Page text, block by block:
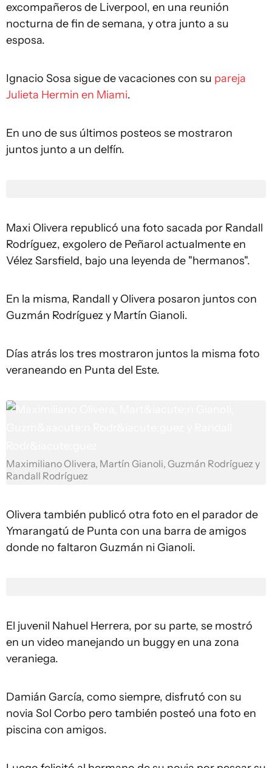
excompañeros de Liverpool, en una reunión
nocturna de fin de semana, y otra junto a su
esposa.
Ignacio Sosa sigue de vacaciones con su pareja
Julieta Hermin en Miami.
En uno de sus últimos posteos se mostraron
juntos junto a un delfín.
Maxi Olivera republicó una foto sacada por Randall
Rodríguez, exgolero de Peñarol actualmente en
Vélez Sarsfield, bajo una leyenda de "hermanos".
En la misma, Randall y Olivera posaron juntos con
Guzmán Rodríguez y Martín Gianoli.
Días atrás los tres mostraron juntos la misma foto
veraneando en Punta del Este.
Maximiliano Olivera, Martín Gianoli, Guzmán Rodríguez y
Randall Rodríguez
Olivera también publicó otra foto en el parador de
Ymarangatú de Punta con una barra de amigos
donde no faltaron Guzmán ni Gianoli.
El juvenil Nahuel Herrera, por su parte, se mostró
en un video manejando un buggy en una zona
veraniega.
Damián García, como siempre, disfrutó con su
novia Sol Corbo pero también posteó una foto en
piscina con amigos.